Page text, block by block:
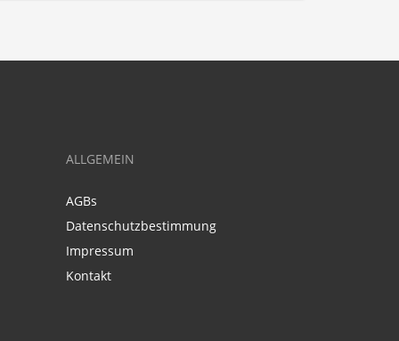
ALLGEMEIN
AGBs
Datenschutzbestimmung
Impressum
Kontakt